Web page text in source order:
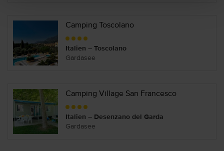
Camping Toscolano
Italien – Toscolano
Gardasee
Camping Village San Francesco
Italien – Desenzano del Garda
Gardasee